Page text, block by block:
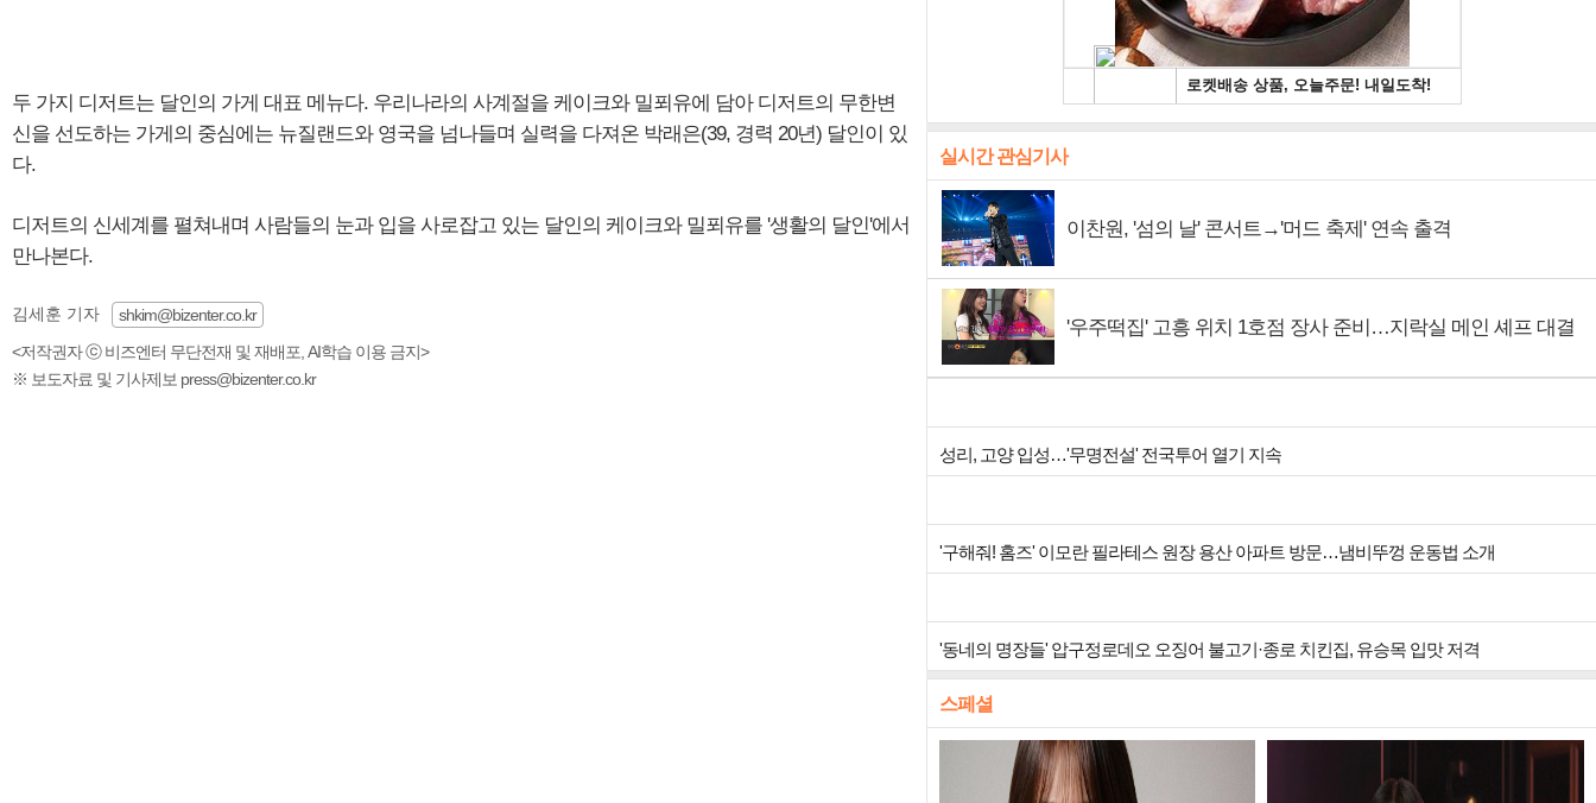
두 가지 디저트는 달인의 가게 대표 메뉴다. 우리나라의 사계절을 케이크와 밀푀유에 담아 디저트의 무한변
신을 선도하는 가게의 중심에는 뉴질랜드와 영국을 넘나들며 실력을 다져온 박래은(39, 경력 20년) 달인이 있
다.
디저트의 신세계를 펼쳐내며 사람들의 눈과 입을 사로잡고 있는 달인의 케이크와 밀푀유를 '생활의 달인'에서
만나본다.
김세훈 기자
shkim@bizenter.co.kr
<저작권자 ⓒ 비즈엔터 무단전재 및 재배포, AI학습 이용 금지>
※ 보도자료 및 기사제보 press@bizenter.co.kr
실시간 관심기사
이찬원, '섬의 날' 콘서트→'머드 축제' 연속 출격
'우주떡집' 고흥 위치 1호점 장사 준비…지락실 메인 셰프 대결
성리, 고양 입성…'무명전설' 전국투어 열기 지속
'구해줘! 홈즈' 이모란 필라테스 원장 용산 아파트 방문…냄비뚜껑 운동법 소개
'동네의 명장들' 압구정로데오 오징어 불고기·종로 치킨집, 유승목 입맛 저격
스페셜